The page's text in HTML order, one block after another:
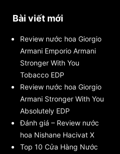
Bài viết mới
Review nước hoa Giorgio
Armani Emporio Armani
Stronger With You
Tobacco EDP
Review nước hoa Giorgio
Armani Stronger With You
Absolutely EDP
Đánh giá – Review nước
hoa Nishane Hacivat X
Top 10 Cửa Hàng Nước